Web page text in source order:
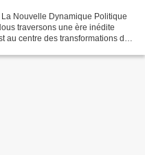
Nouvelle Dynamique Politique
traversons une ère inédite
au centre des transformations du